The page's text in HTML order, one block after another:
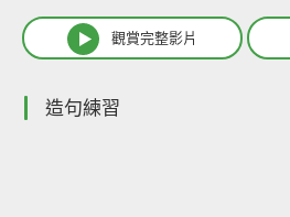
觀賞完整影片
造句練習